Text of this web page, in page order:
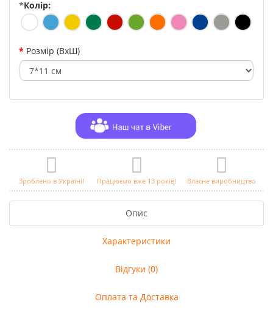
*Колір:
Розмір (ВхШ)
Зроблено в Україні! Працюємо вже 13 років! Власне виробництво
Опис
Характеристики
Відгуки (0)
Оплата та Доставка